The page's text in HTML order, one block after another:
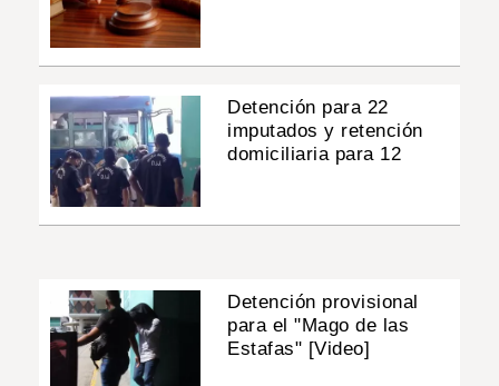
Detención para 22
imputados y retención
domiciliaria para 12
Detención provisional
para el "Mago de las
Estafas" [Video]